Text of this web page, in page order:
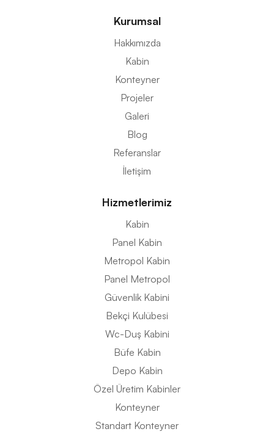
Kurumsal
Hakkımızda
Kabin
Konteyner
Projeler
Galeri
Blog
Referanslar
İletişim
Hizmetlerimiz
Kabin
Panel Kabin
Metropol Kabin
Panel Metropol
Güvenlik Kabini
Bekçi Kulübesi
Wc-Duş Kabini
Büfe Kabin
Depo Kabin
Özel Üretim Kabinler
Konteyner
Standart Konteyner